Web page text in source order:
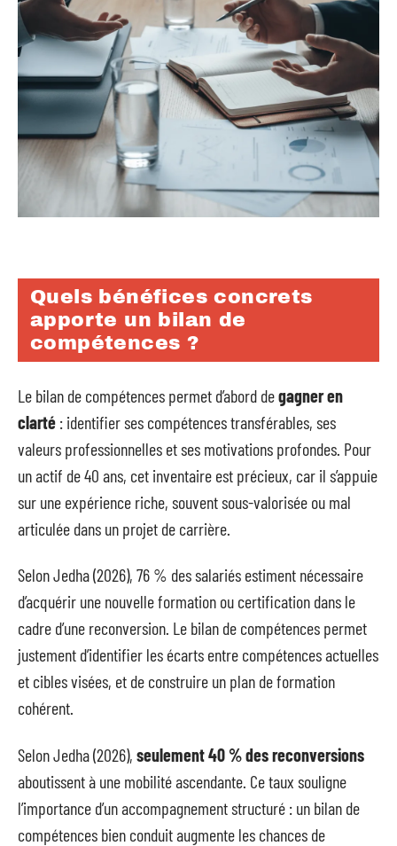
Quels bénéfices concrets
apporte un bilan de
compétences ?
Le bilan de compétences permet d’abord degagner en
clarté : identifier ses compétences transférables, ses
valeurs professionnelles et ses motivations profondes. Pour
un actif de 40 ans, cet inventaire est précieux, car il s’appuie
sur une expérience riche, souvent sous-valorisée ou mal
articulée dans un projet de carrière.
Selon Jedha (2026), 76 % des salariés estiment nécessaire
d’acquérir une nouvelle formation ou certification dans le
cadre d’une reconversion. Le bilan de compétences permet
justement d’identifier les écarts entre compétences actuelles
et cibles visées, et de construire un plan de formation
cohérent.
Selon Jedha (2026), seulement 40 % des reconversions
aboutissent à une mobilité ascendante. Ce taux souligne
l’importance d’un accompagnement structuré : un bilan de
compétences bien conduit augmente les chances de